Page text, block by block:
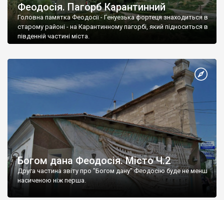
Феодосія. Пагорб Карантинний
Головна памятка Феодосії - Генуезька фортеця знаходиться в
старому районі - на Карантинному пагорбі, який підноситься в
південній частині міста.
Богом дана Феодосія. Місто Ч.2
Друга частина звіту про "Богом дану" Феодосію буде не менш
насиченою ніж перша.